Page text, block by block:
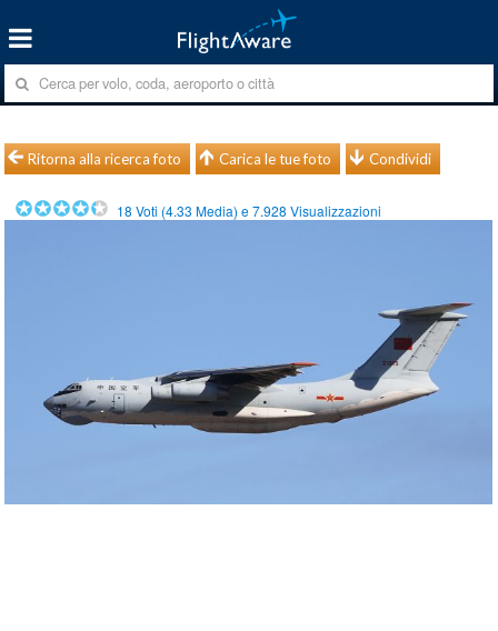
Ritorna alla ricerca foto Carica le tue foto Condividi
18 Voti (4.33 Media) e7.928 Visualizzazioni